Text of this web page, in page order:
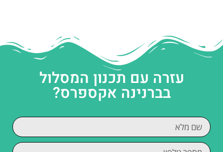
עזרה עם תכנון המסלול
בברנינה אקספרס?